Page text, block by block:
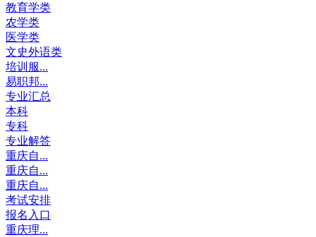
教育学类
农学类
医学类
文史外语类
培训服...
易职邦...
专业汇总
本科
专科
专业解答
重庆自...
重庆自...
重庆自...
考试安排
报名入口
重庆理...